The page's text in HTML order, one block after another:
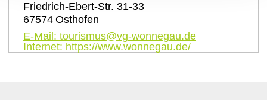
Friedrich-Ebert-Str. 31-33
67574 Osthofen
E-Mail: tourismus@vg-wonnegau.de
Internet: https://www.wonnegau.de/